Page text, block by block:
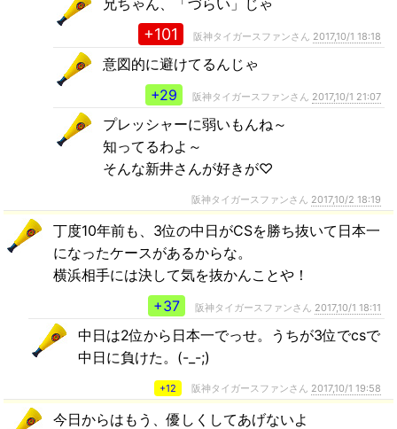
+101 阪神タイガースファンさん 2017,10/1 18:18
意図的に避けてるんじゃ
+29
阪神タイガースファンさん 2017,10/1 21:07
プレッシャーに弱いもんね～
知ってるわよ～
そんな新井さんが好きが♡
阪神タイガースファンさん 2017,10/2 18:19
丁度10年前も、3位の中日がCSを勝ち抜いて日本一
になったケースがあるからな。
横浜相手には決して気を抜かんことや！
+37
阪神タイガースファンさん 2017,10/1 18:11
中日は2位から日本一でっせ。うちが3位でcsで
中日に負けた。(-_-;)
+12 阪神タイガースファンさん 2017,10/1 19:58
今日からはもう、優しくしてあげないよ